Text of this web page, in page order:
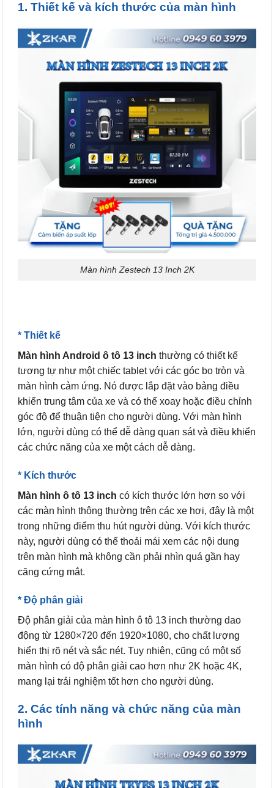
1. Thiết kế và kích thước của màn hình
Màn hình Zestech 13 Inch 2K
* Thiết kế
Màn hình Android ô tô 13 inch thường có thiết kế
tương tự như một chiếc tablet với các góc bo tròn và
màn hình cảm ứng. Nó được lắp đặt vào bảng điều
khiển trung tâm của xe và có thể xoay hoặc điều chỉnh
góc độ để thuận tiện cho người dùng. Với màn hình
lớn, người dùng có thể dễ dàng quan sát và điều khiển
các chức năng của xe một cách dễ dàng.
* Kích thước
Màn hình ô tô 13 inch có kích thước lớn hơn so với
các màn hình thông thường trên các xe hơi, đây là một
trong những điểm thu hút người dùng. Với kích thước
này, người dùng có thể thoải mái xem các nội dung
trên màn hình mà không cần phải nhìn quá gần hay
căng cứng mắt.
* Độ phân giải
Độ phân giải của màn hình ô tô 13 inch thường dao
động từ 1280×720 đến 1920×1080, cho chất lượng
hiển thị rõ nét và sắc nét. Tuy nhiên, cũng có một số
màn hình có độ phân giải cao hơn như 2K hoặc 4K,
mang lại trải nghiệm tốt hơn cho người dùng.
2. Các tính năng và chức năng của màn
hình